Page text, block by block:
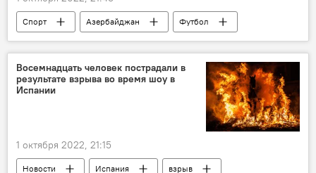
Спорт Азербайджан
Футбол
ФК "Карабах"
ФК "Нефтчи"
Восемнадцать человек пострадали в
результате взрыва во время шоу в
Испании
1 октября 2022, 21:15
Новости Испания взрыв